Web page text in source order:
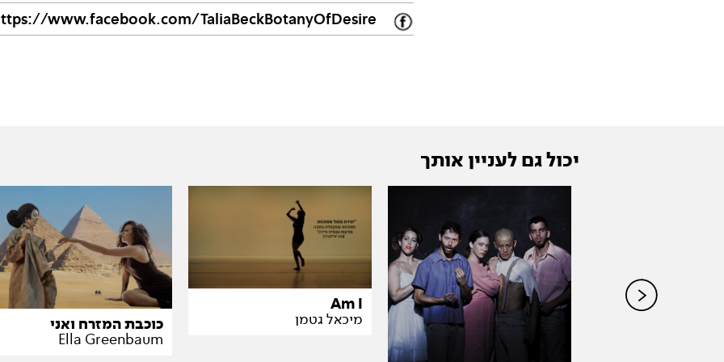
www.facebook.com/TaliaBeckBotanyOfDesire/
יכול גם לעניין אותך
Am I
מיכאל גטמן כוכבת המזרח ואני
Ella Greenbaum